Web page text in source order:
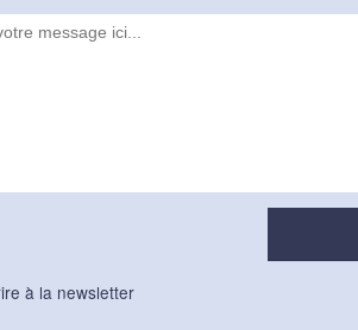
à la newsletter